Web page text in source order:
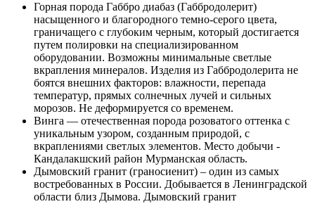
Горная порода Габбро диабаз (Габбродолерит)
насыщенного и благородного темно-серого цвета,
граничащего с глубоким черным, который достигается
путем полировки на специализированном
оборудовании. Возможны минимальные светлые
вкрапления минералов. Изделия из Габбродолерита не
боятся внешних факторов: влажности, перепада
температур, прямых солнечных лучей и сильных
морозов. Не деформируется со временем.
Винга — отечественная порода розоватого оттенка с
уникальным узором, созданным природой, с
вкраплениями светлых элементов. Место добычи -
Кандалакшский район Мурманская область.
Дымовский гранит (граносиенит) – один из самых
востребованных в России. Добывается в Ленинградской
области близ Дымова. Дымовский гранит